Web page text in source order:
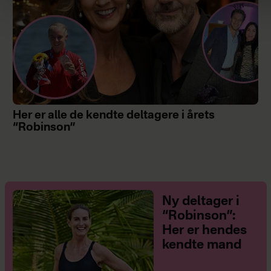
Her er alle de kendte deltagere i årets
“Robinson”
Ny deltager i
“Robinson”:
Her er hendes
kendte mand